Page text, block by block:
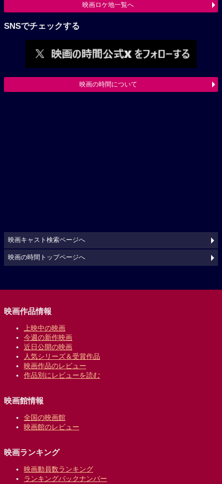
映画ロケ地一覧へ
SNSでチェックする
映画の時間について
映画キャスト検索ページへ
映画の時間トップページへ
映画作品情報
上映中の映画
今週の新作映画
近日公開の映画
人気シリーズ＆受賞作品
映画作品のレビュー
作品別にレビューを読む
映画館情報
全国の映画館
映画館のレビュー
映画ランキング
映画動員数ランキング
ランキングバックナンバー